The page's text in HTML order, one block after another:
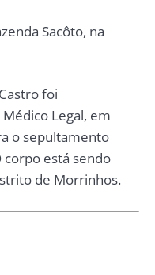
Sacôto, na
foi
Legal, em
o sepultamento
corpo está sendo
de Morrinhos.